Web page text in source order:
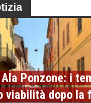
Ponzone: i
viabilità dopo la